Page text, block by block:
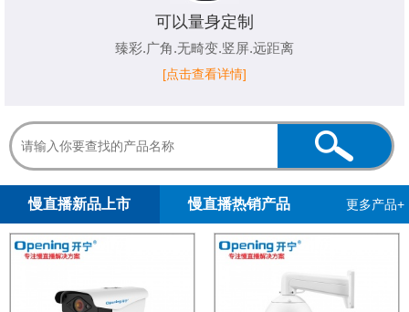
可以量身定制
臻彩.广角.无畸变.竖屏.远距离
[点击查看详情]
慢直播新品上市 慢直播热销产品 更多产品+